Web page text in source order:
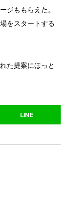
ジももらえた。
をスタートする
た提案にほっと
LINE